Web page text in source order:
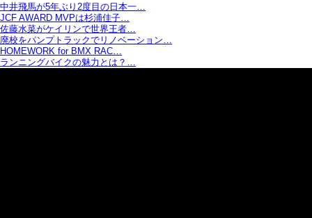
中井飛馬が5年ぶり2度目の日本一…
JCF AWARD MVPは杉浦佳子…
佐藤水菜がケイリンで世界王者…
廃校をパンプトラックでリノベーション…
HOMEWORK for BMX RAC…
ランニングバイクの魅力とは？…